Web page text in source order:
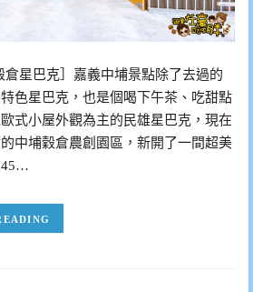
倉星巴克］嘉義中埔景點除了去過的
色星巴克，也是個喝下午茶、吃甜點
式小屋外觀為主的民雄星巴克，現在
中埔穀倉農創園區，新開了一間超美
45…